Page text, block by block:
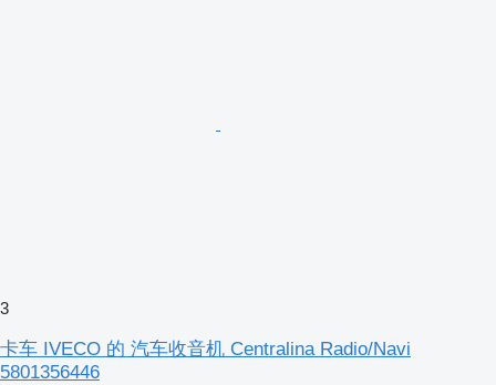
3
卡车 IVECO 的 汽车收音机 Centralina Radio/Navi
5801356446